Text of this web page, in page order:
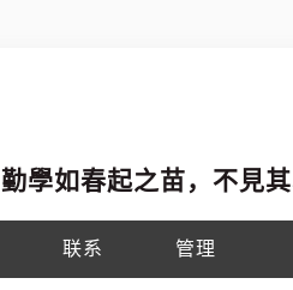
勤學如春起之苗，不見
联系 管理